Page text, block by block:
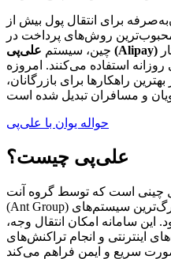
برای انتقال پول بیش از
روش‌های پرداخت در
چین، سیستم علی‌پی (Alipay)
استفاده می‌کنند. امروزه
راهکارها برای بازرگانان،
حواله یوان با علی‌پی
علی‌پی چیست؟
چینی است که توسط گروه آنت
(Ant Group) توسعه یافته و به عنوان یکی از بزرگ‌ترین سیستم‌های
این سامانه امکان انتقال وجه،
اینترنتی و انجام تراکنش‌های